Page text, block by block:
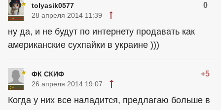
tolyasik0577 0
28 апреля 2014 11:39
ну да, и не будут по интернету продавать как
американские сухпайки в украине )))
ФК СКИФ +5
26 апреля 2014 19:07
Когда у них все наладится, предлагаю больше в